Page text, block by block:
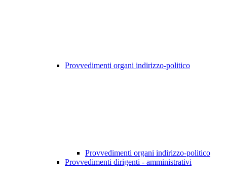
Provvedimenti organi indirizzo-politico
Provvedimenti organi indirizzo-politico
Provvedimenti dirigenti - amministrativi